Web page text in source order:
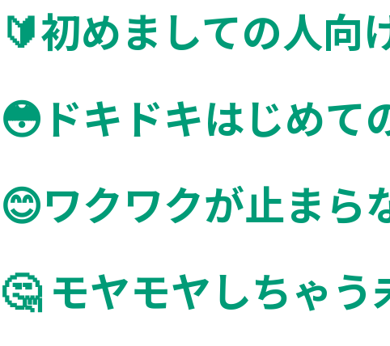
就職について
その他
🔰初めましての人向
😳ドキドキはじめて
😊ワクワクが止まら
🤔️ モヤモヤしちゃ